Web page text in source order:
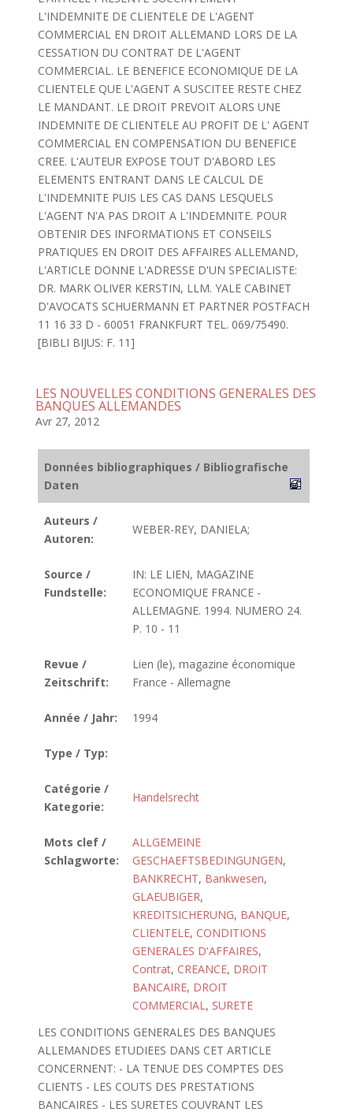
L'INDEMNITE DE CLIENTELE DE L'AGENT
COMMERCIAL EN DROIT ALLEMAND LORS DE LA
CESSATION DU CONTRAT DE L'AGENT
COMMERCIAL. LE BENEFICE ECONOMIQUE DE LA
CLIENTELE QUE L'AGENT A SUSCITEE RESTE CHEZ
LE MANDANT. LE DROIT PREVOIT ALORS UNE
INDEMNITE DE CLIENTELE AU PROFIT DE L' AGENT
COMMERCIAL EN COMPENSATION DU BENEFICE
CREE. L'AUTEUR EXPOSE TOUT D'ABORD LES
ELEMENTS ENTRANT DANS LE CALCUL DE
L'INDEMNITE PUIS LES CAS DANS LESQUELS
L'AGENT N'A PAS DROIT A L'INDEMNITE. POUR
OBTENIR DES INFORMATIONS ET CONSEILS
PRATIQUES EN DROIT DES AFFAIRES ALLEMAND,
L'ARTICLE DONNE L'ADRESSE D'UN SPECIALISTE:
DR. MARK OLIVER KERSTIN, LLM. YALE CABINET
D'AVOCATS SCHUERMANN ET PARTNER POSTFACH
11 16 33 D - 60051 FRANKFURT TEL. 069/75490.
[BIBLI BIJUS: F. 11]
LES NOUVELLES CONDITIONS GENERALES DES
BANQUES ALLEMANDES
Avr 27, 2012
Données bibliographiques / Bibliografische
Daten
Auteurs /
Autoren:
WEBER-REY, DANIELA;
Source /
Fundstelle:
IN: LE LIEN, MAGAZINE
ECONOMIQUE FRANCE -
ALLEMAGNE. 1994. NUMERO 24.
P. 10 - 11
Revue /
Zeitschrift:
Lien (le), magazine économique
France - Allemagne
Année / Jahr: 1994
Type / Typ:
Catégorie /
Kategorie:
Handelsrecht
Mots clef /
Schlagworte:
ALLGEMEINE
GESCHAEFTSBEDINGUNGEN,
BANKRECHT, Bankwesen,
GLAEUBIGER,
KREDITSICHERUNG, BANQUE,
CLIENTELE, CONDITIONS
GENERALES D'AFFAIRES,
Contrat, CREANCE, DROIT
BANCAIRE, DROIT
COMMERCIAL, SURETE
LES CONDITIONS GENERALES DES BANQUES
ALLEMANDES ETUDIEES DANS CET ARTICLE
CONCERNENT: - LA TENUE DES COMPTES DES
CLIENTS - LES COUTS DES PRESTATIONS
BANCAIRES - LES SURETES COUVRANT LES